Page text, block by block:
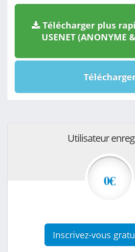
Télécharger plus
USENET (ANONYME
Utilisateur
0€
Inscrivez-vous